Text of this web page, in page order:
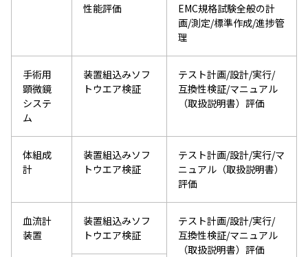
性能評価
EMC規格試験全般の計
画/測定/標準作成/進捗管
理
手術用
顕微鏡
システ
ム
装置組込みソフ
トウエア検証
テスト計画/設計/実行/
互換性検証/マニュアル
（取扱説明書）評価
体組成
計
装置組込みソフ
トウエア検証
テスト計画/設計/実行/マ
ニュアル（取扱説明書）
評価
血流計
装置
装置組込みソフ
トウエア検証
テスト計画/設計/実行/
互換性検証/マニュアル
（取扱説明書）評価